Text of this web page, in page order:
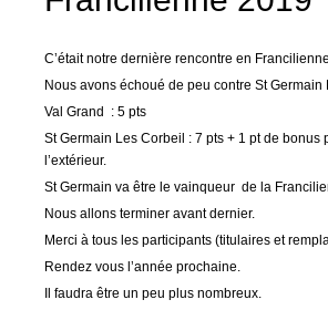
C’était notre dernière rencontre en
Nous avons échoué de peu contre St Germain
Val Grand : 5 pts
St Germain Les Corbeil : 7 pts + 1 pt de bonus
l’extérieur.
St Germain va être le vainqueur de la
Nous allons terminer avant dernier.
Merci à tous les participants (titulaires et
Rendez vous l’année prochaine.
Il faudra être un peu plus nombreux.